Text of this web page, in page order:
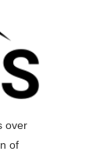
over
of